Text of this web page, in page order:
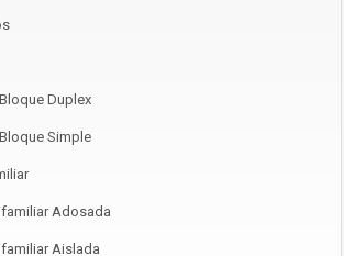
Duplex
Simple
Adosada
Aislada